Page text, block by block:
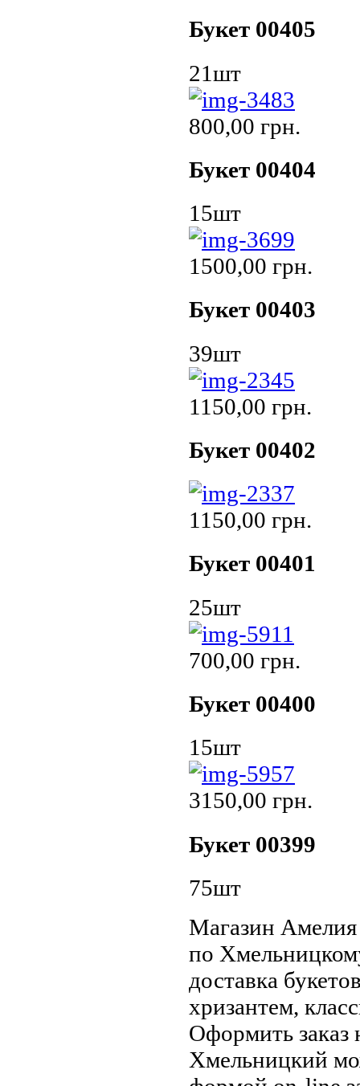
Букет 00405
21шт
800,00 грн.
Букет 00404
15шт
1500,00 грн.
Букет 00403
39шт
1150,00 грн.
Букет 00402
1150,00 грн.
Букет 00401
25шт
700,00 грн.
Букет 00400
15шт
3150,00 грн.
Букет 00399
75шт
Магазин Амелия
по
доставка
хризантем,
Оформить заказ
Хмельницкий